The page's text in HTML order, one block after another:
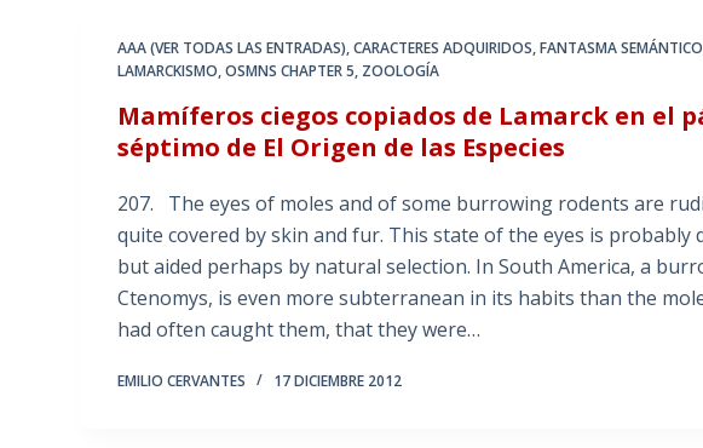
AAA (VER TODAS LAS ENTRADAS),CARACTERES ADQUIRIDOS,FANTASMA SEMÁNTICO
LAMARCKISMO,OSMNS CHAPTER 5, ZOOLOGÍA
Mamíferos ciegos copiados de Lamarck en el
séptimo de El Origen de las Especies
207. The eyes of moles and of some burrowing rodents are
quite covered by skin and fur. This state of the eyes is
but aided perhaps by natural selection. In South America, a
Ctenomys, is even more subterranean in its habits than the
had often caught them, that they were…
EMILIO CERVANTES 17 DICIEMBRE 2012